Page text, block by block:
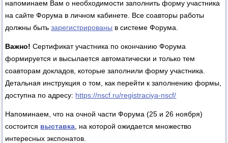
напоминаем Вам о необходимости заполнить форму участника
на сайте Форума в личном кабинете. Все соавторы работы
должны бытьзарегистрированы в системе Форума.
Важно!Сертификат участника по окончанию Форума
формируется и высылается автоматически и только тем
соавторам докладов, которые заполнили форму участника.
Детальная инструкция о том, как перейти к заполнению формы,
доступна по адресу: https://nscf.ru/registraciya-nscf/
Напоминаем, что на очной части Форума (25 и 26 ноября)
состоится выставка , на которой ожидается множество
интересных экспонатов.